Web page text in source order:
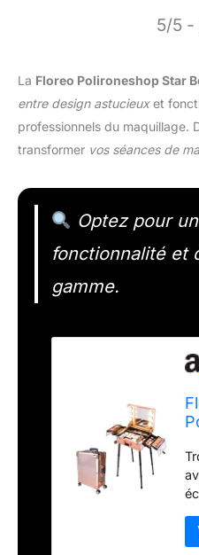
5/5 -
La Floreo Polironeshop Star
entre design astucieuxet
professionnels du maquillage.
transformer vos séances de
Optez pour
fonctionnalité et
gamme.